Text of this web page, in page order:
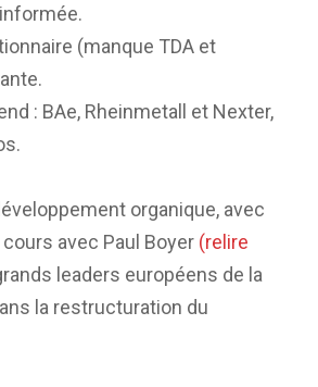
(manque TDA et
: BAe, Rheinmetall et Nexter,
organique, avec
avec Paul Boyer (relire
leaders européens de la
la restructuration du